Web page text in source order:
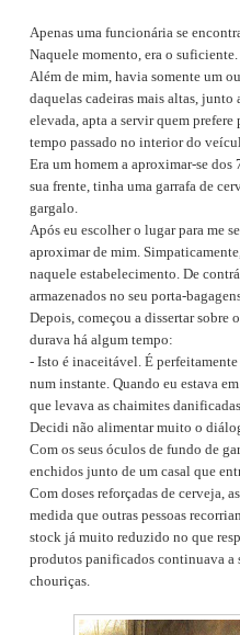
Apenas uma funcionária se
Naquele momento, era o suficiente.
Além de mim, havia somente um
daquelas cadeiras mais altas, junto
elevada, apta a servir quem
tempo passado no interior do
Era um homem a aproximar-se dos
sua frente, tinha uma garrafa de
gargalo.
Após eu escolher o lugar para me
aproximar de mim.
naquele estabelecimento. De
armazenados no seu porta-
Depois, começou a dissertar sobre
durava há algum tempo:
- Isto é inaceitável. É
num instante. Quando eu estava
que levava as chaimites
Decidi não alimentar muito o
Com os seus óculos de fundo de
enchidos junto de um casal que
Com doses reforçadas de cerveja,
medida que outras pessoas
stock já muito reduzido no que
produtos panificados continuava a
chouriças.